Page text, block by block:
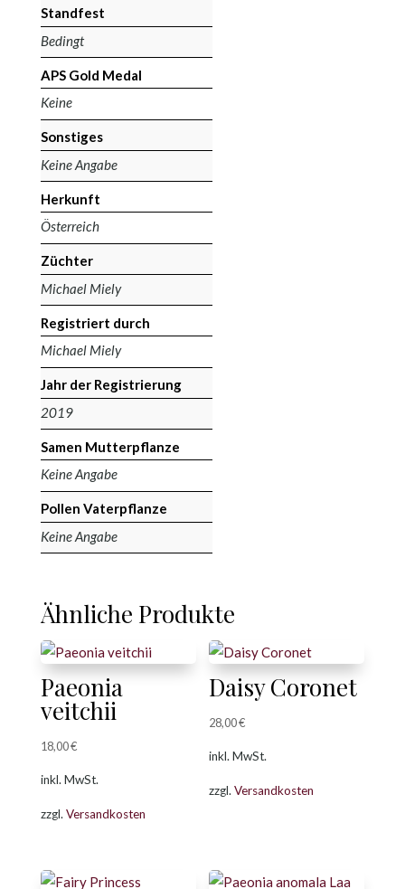
Standfest
Bedingt
APS Gold Medal
Keine
Sonstiges
Keine Angabe
Herkunft
Österreich
Züchter
Michael Miely
Registriert durch
Michael Miely
Jahr der Registrierung
2019
Samen Mutterpflanze
Keine Angabe
Pollen Vaterpflanze
Keine Angabe
Ähnliche Produkte
Paeonia
veitchii
18,00€
inkl. MwSt.
zzgl. Versandkosten
Daisy Coronet
28,00€
inkl. MwSt.
zzgl.Versandkosten